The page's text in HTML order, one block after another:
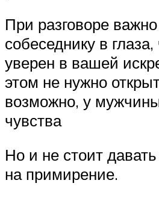
При разговоре
собеседнику в
уверен в вашей
этом не нужно
возможно, у
чувства
Но и не стоит
на примирение.